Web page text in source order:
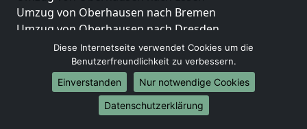
Umzug von Oberhausen nach Bremen
Umzug von Oberhausen nach Dresden
Umzug von Oberhausen nach Hannover
Umzug von Oberhausen nach Nürnberg
Umzug von Oberhausen nach Duisburg
Umzug von Oberhausen nach Bochum
Umzug von Oberhausen nach Wuppertal
Diese Internetseite verwendet Cookies um die
Benutzerfreundlichkeit zu verbessern.
Einverstanden
Nur notwendige Cookies
Datenschutzerklärung